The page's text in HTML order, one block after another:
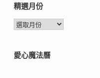
精選月份
精
選
份
愛心魔法曆